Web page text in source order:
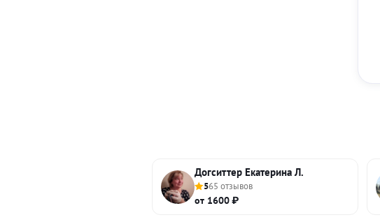
Догситтер Екатерина Л.
565 отзывов
от 1600 ₽